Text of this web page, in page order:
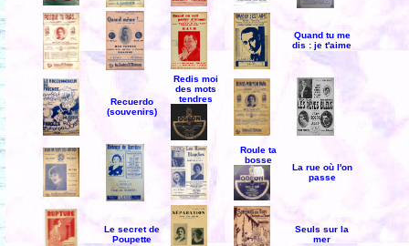
Quand tu me
dis : je t'aime
Recuerdo
(souvenirs)
Redis moi
des mots
tendres
Roule ta
bosse
La rue où l'on
passe
Le secret de
Poupette
Seuls sur la
mer